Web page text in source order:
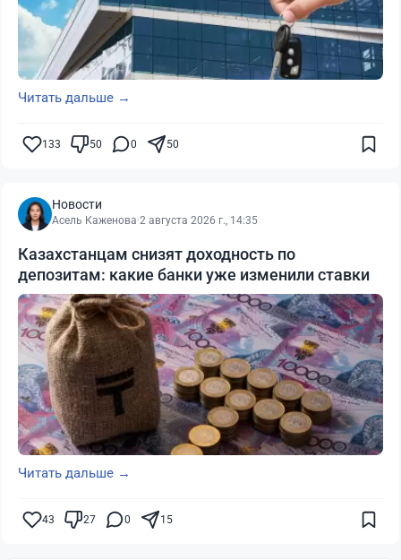
Читать дальше →
133 50 0 50
Новости
Асель Каженова·2 августа 2026 г., 14:35
Казахстанцам снизят доходность по
депозитам: какие банки уже изменили ставки
Читать дальше →
43 27 0 15